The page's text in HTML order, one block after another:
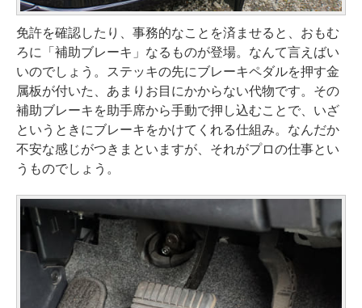
免許を確認したり、事務的なことを済ませると、おもむ
ろに「補助ブレーキ」なるものが登場。なんて言えばい
いのでしょう。ステッキの先にブレーキペダルを押す金
属板が付いた、あまりお目にかからない代物です。その
補助ブレーキを助手席から手動で押し込むことで、いざ
というときにブレーキをかけてくれる仕組み。なんだか
不安な感じがつきまといますが、それがプロの仕事とい
うものでしょう。